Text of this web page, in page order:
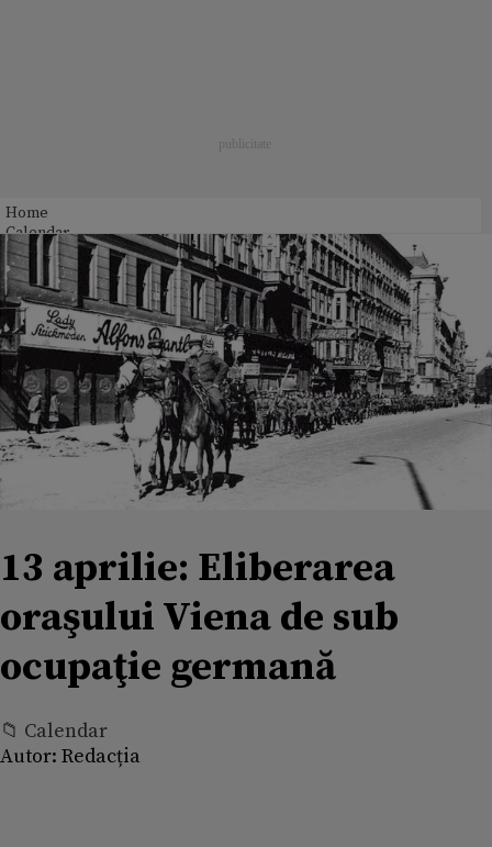
Home
Calendar
13 aprilie: Eliberarea
oraşului Viena de sub
ocupaţie germană
📁 Calendar
Autor: Redacția